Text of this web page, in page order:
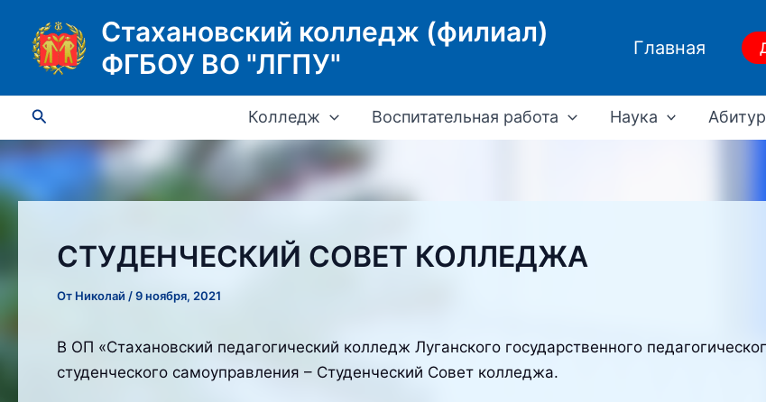
содержимому
Стахановский колледж (филиал)
ФГБОУ ВО "ЛГПУ"
Главная
Поиск Колледж Воспитательная работа Наука
СТУДЕНЧЕСКИЙ СОВЕТ КОЛЛЕДЖА
От Николай /9 ноября, 2021
В ОП «Стахановский педагогический колледж Луганского государственного
студенческого самоуправления – Студенческий Совет колледжа.